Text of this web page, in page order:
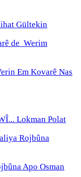
Gültekin
Em Kovarê Nas
Lokman Polat
Apo Osman